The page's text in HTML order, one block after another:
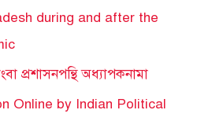
during and after the
প্রশাসনপন্থি অধ্যাপকনামা
Online by Indian Political